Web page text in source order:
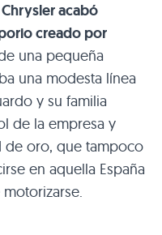
acabó
creado por
una pequeña
una modesta línea
y su familia
de la empresa y
de oro, que tampoco
en aquella España